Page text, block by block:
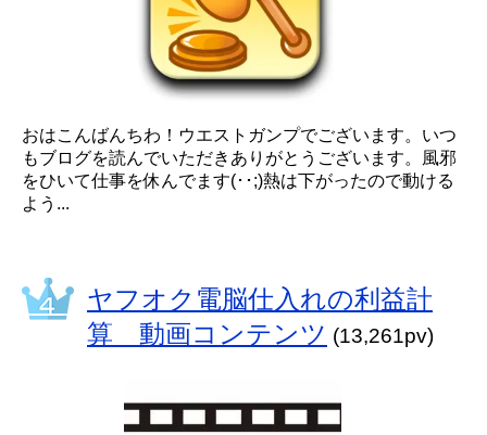
おはこんばんちわ！ウエストガンプでございます。いつ
もブログを読んでいただきありがとうございます。風邪
をひいて仕事を休んでます(･･;)熱は下がったので動ける
よう...
ヤフオク電脳仕入れの利益計
算 動画コンテンツ (13,261pv)